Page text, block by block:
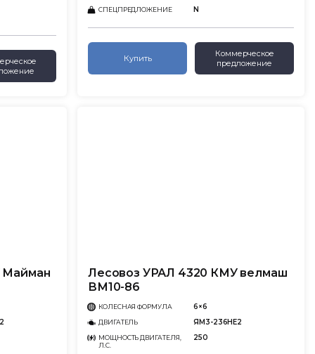
СПЕЦПРЕДЛОЖЕНИЕ N
Купить
Коммерческое
предложение
Майман
Лесовоз УРАЛ 4320 КМУ велмаш
ВМ10-86
КОЛЕСНАЯ ФОРМУЛА 6×6
ДВИГАТЕЛЬ ЯМ3-236НЕ2
МОЩНОСТЬ ДВИГАТЕЛЯ,
Л.С.
250